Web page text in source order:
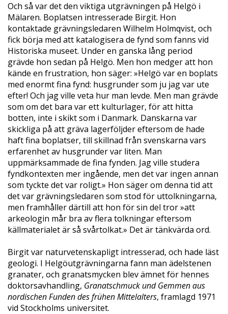
Och så var det den viktiga utgrävningen på Helgö i
Mälaren. Boplatsen intresserade Birgit. Hon
kontaktade grävningsledaren Wilhelm Holmqvist, och
fick börja med att katalogisera de fynd som fanns vid
Historiska museet. Under en ganska lång period
grävde hon sedan på Helgö. Men hon medger att hon
kände en frustration, hon säger: »Helgö var en boplats
med enormt fina fynd: husgrunder som ju jag var ute
efter! Och jag ville veta hur man levde. Men man grävde
som om det bara var ett kulturlager, för att hitta
botten, inte i skikt som i Danmark. Danskarna var
skickliga på att gräva lagerföljder eftersom de hade
haft fina boplatser, till skillnad från svenskarna vars
erfarenhet av husgrunder var liten. Man
uppmärksammade de fina fynden. Jag ville studera
fyndkontexten mer ingående, men det var ingen annan
som tyckte det var roligt.» Hon säger om denna tid att
det var grävningsledaren som stod för uttolkningarna,
men framhåller därtill att hon för sin del tror »att
arkeologin mår bra av flera tolkningar eftersom
källmaterialet är så svårtolkat.» Det är tänkvärda ord.
Birgit var naturvetenskapligt intresserad, och hade läst
geologi. I Helgöutgrävningarna fann man ädelstenen
granater, och granatsmycken blev ämnet för hennes
doktorsavhandling, Granatschmuck und Gemmenaus
nordischenFundendes frühen Mittelalters, framlagd 1971
vid Stockholms universitet.